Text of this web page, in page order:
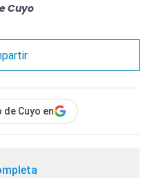
Cuyo
de Cuyo en